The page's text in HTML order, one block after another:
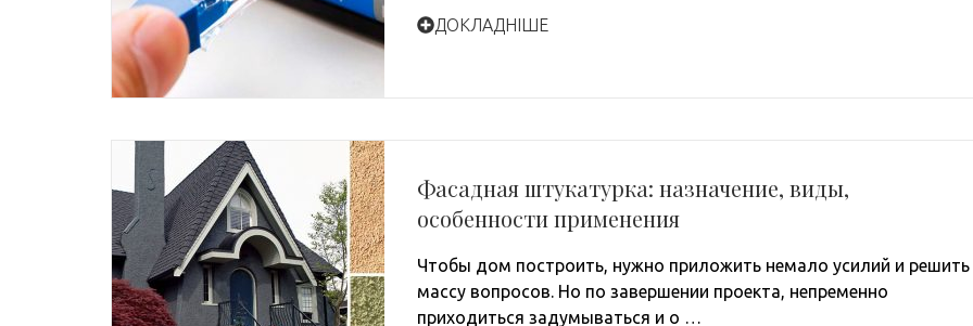
ДОКЛАДНІШЕ
Фасадная штукатурка: назначение, виды,
особенности применения
Чтобы дом построить, нужно приложить немало усилий и решить
массу вопросов. Но по завершении проекта, непременно
приходиться задумываться и о …